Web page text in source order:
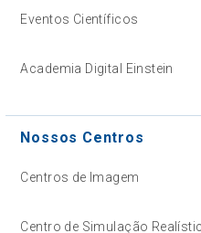
Eventos Científicos
Academia Digital Einstein
Nossos Centros
Centros de Imagem
Centro de Simulação